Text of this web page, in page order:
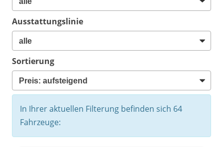
Ausstattungslinie
Sortierung
In Ihrer aktuellen Filterung befinden sich 64
Fahrzeuge: